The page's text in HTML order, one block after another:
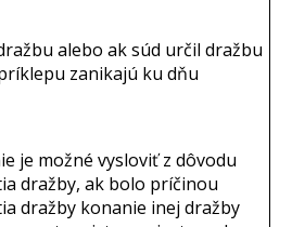
alebo ak súd určil dražbu
zanikajú ku dňu
je možné vysloviť z dôvodu
dražby, ak bolo príčinou
dražby konanie inej dražby